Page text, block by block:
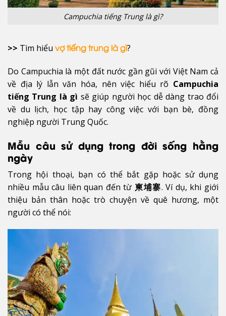
Campuchia tiếng Trung là gì?
>> Tìm hiểu vợ tiếng trung là gì?
Do Campuchia là một đất nước gần gũi với Việt Nam cả
về địa lý lẫn văn hóa, nên việc hiểu rõ Campuchia
tiếng Trung là gì sẽ giúp người học dễ dàng trao đổi
về du lịch, học tập hay công việc với bạn bè, đồng
nghiệp người Trung Quốc.
Mẫu câu sử dụng trong đời sống hằng
ngày
Trong hội thoại, bạn có thể bắt gặp hoặc sử dụng
nhiều mẫu câu liên quan đến từ 柬埔寨. Ví dụ, khi giới
thiệu bản thân hoặc trò chuyện về quê hương, một
người có thể nói: